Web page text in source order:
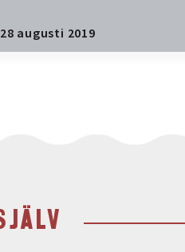
28 augusti 2019